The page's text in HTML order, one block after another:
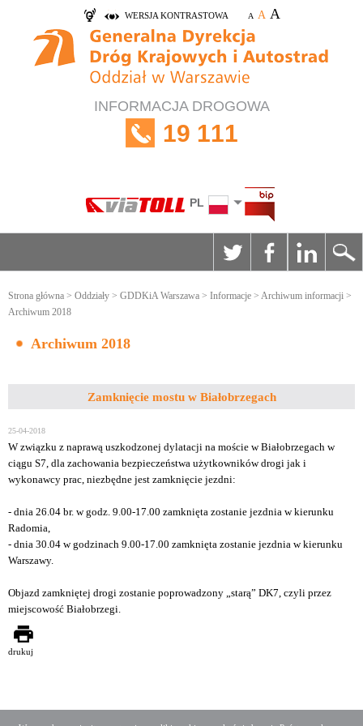
WERSJA KONTRASTOWA A A A
INFORMACJA DROGOWA
19 111
PL
Strona główna > Oddziały > GDDKiA Warszawa > Informacje > Archiwum informacji >
Archiwum 2018
Archiwum 2018
Zamknięcie mostu w Białobrzegach
25-04-2018
W związku z naprawą uszkodzonej dylatacji na moście w Białobrzegach w
ciągu S7, dla zachowania bezpieczeństwa użytkowników drogi jak i
wykonawcy prac, niezbędne jest zamknięcie jezdni:
- dnia 26.04 br. w godz. 9.00-17.00 zamknięta zostanie jezdnia w kierunku
Radomia,
- dnia 30.04 w godzinach 9.00-17.00 zamknięta zostanie jezdnia w kierunku
Warszawy.
Objazd zamkniętej drogi zostanie poprowadzony „starą” DK7, czyli przez
miejscowość Białobrzegi.
drukuj